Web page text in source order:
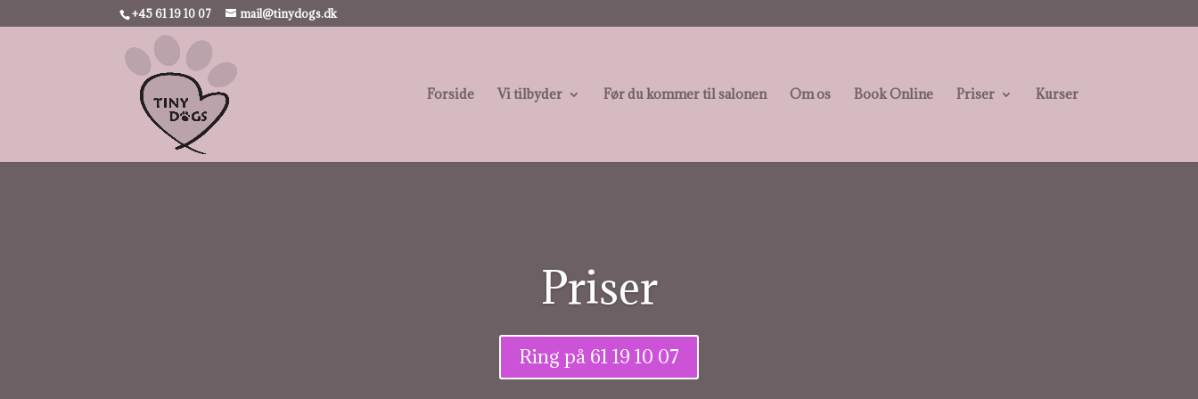
+45 61 19 10 07 mail@tinydogs.dk
Forside Vi tilbyder Før du kommer til salonen Om os Book Online Priser Kurser
Priser
Ring på 61 19 10 07